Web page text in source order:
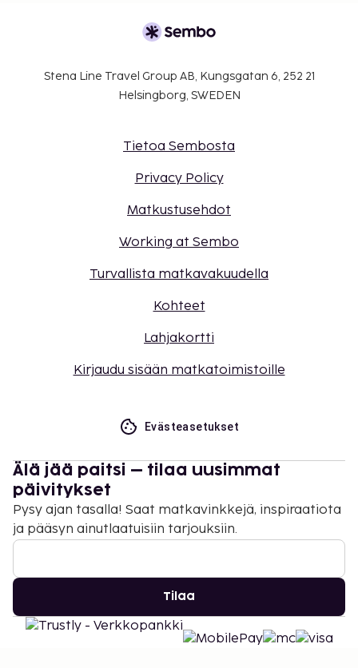
Stena Line Travel Group AB, Kungsgatan 6, 252 21
Helsingborg, SWEDEN
Tietoa Sembosta
Privacy Policy
Matkustusehdot
Working at Sembo
Turvallista matkavakuudella
Kohteet
Lahjakortti
Kirjaudu sisään matkatoimistoille
Evästeasetukset
Älä jää paitsi – tilaa uusimmat
päivitykset
Pysy ajan tasalla! Saat matkavinkkejä, inspiraatiota
ja pääsyn ainutlaatuisiin tarjouksiin.
Tilaa